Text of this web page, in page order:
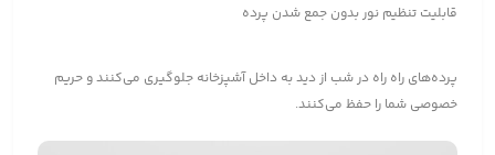
قابلیت تنظیم نور بدون جمع شدن پرده
پرده‌های راه راه در شب از دید به داخل آشپزخانه جلوگیری می‌کنند و حریم
خصوصی شما را حفظ می‌کنند.